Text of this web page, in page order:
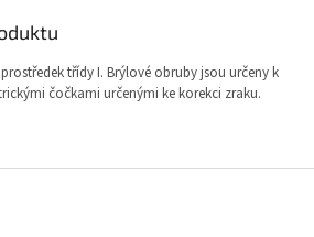
třídy I. Brýlové obruby jsou určeny k
čočkami určenými ke korekci zraku.